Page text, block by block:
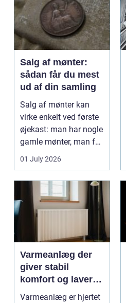
Salg af mønter:
sådan får du mest
ud af din samling
Salg af mønter kan
virke enkelt ved første
øjekast: man har nogle
gamle mønter, man får
dem vurderet...
01 July 2026
Varmeanlæg der
giver stabil
komfort og lavere
energiregning
Varmeanlæg er hjertet